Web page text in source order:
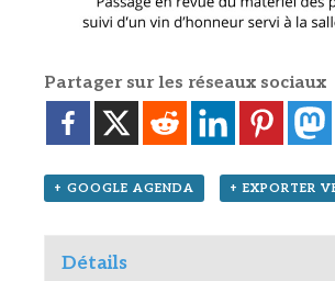
Partager sur les réseaux sociaux
+ GOOGLE AGENDA + EXPORTER
Détails